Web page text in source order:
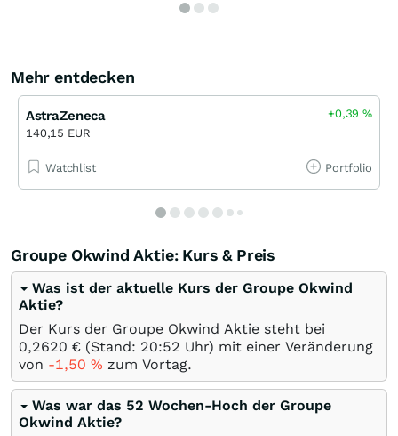
Mehr entdecken
AstraZeneca
140,15 EUR
+0,39%
Watchlist Portfolio
Groupe Okwind Aktie: Kurs & Preis
Was ist der aktuelle Kurs der Groupe Okwind
Aktie?
Der Kurs der Groupe Okwind Aktie steht bei
0,2620 € (Stand: 20:52 Uhr) mit einer Veränderung
von -1,50 % zum Vortag.
Was war das 52 Wochen-Hoch der Groupe
Okwind Aktie?